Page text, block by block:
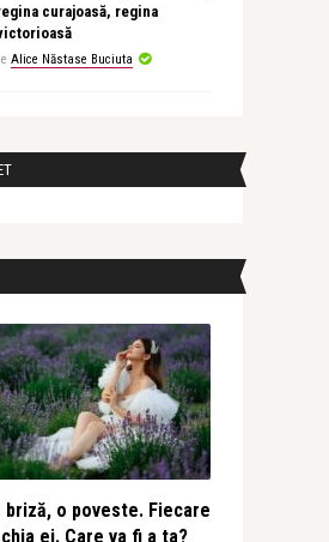
curajoasă, regina
Alice Năstase Buciuta
briză, o poveste. Fiecare
ei. Care va fi a ta?